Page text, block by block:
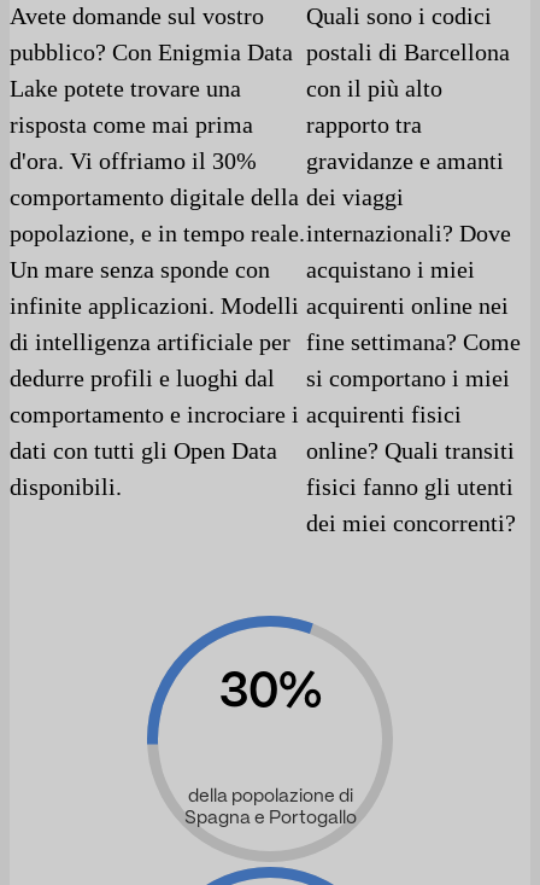
Avete domande sul vostro
pubblico? Con Enigmia Data
Lake potete trovare una
risposta come mai prima
d'ora. Vi offriamo il 30%
comportamento digitale della
popolazione, e in tempo reale.
Un mare senza sponde con
infinite applicazioni. Modelli
di intelligenza artificiale per
dedurre profili e luoghi dal
comportamento e incrociare i
dati con tutti gli Open Data
disponibili.
Quali sono i codici
postali di Barcellona
con il più alto
rapporto tra
gravidanze e amanti
dei viaggi
internazionali? Dove
acquistano i miei
acquirenti online nei
fine settimana? Come
si comportano i miei
acquirenti fisici
online? Quali transiti
fisici fanno gli utenti
dei miei concorrenti?
30%
della popolazione di
Spagna e Portogallo